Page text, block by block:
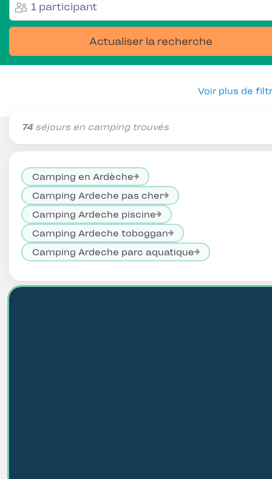
1 participant
Actualiser la recherche
Voir plus de
74séjours en camping trouvés
Camping en Ardèche
Camping Ardeche pas cher
Camping Ardeche piscine
Camping Ardeche toboggan
Camping Ardeche parc aquatique